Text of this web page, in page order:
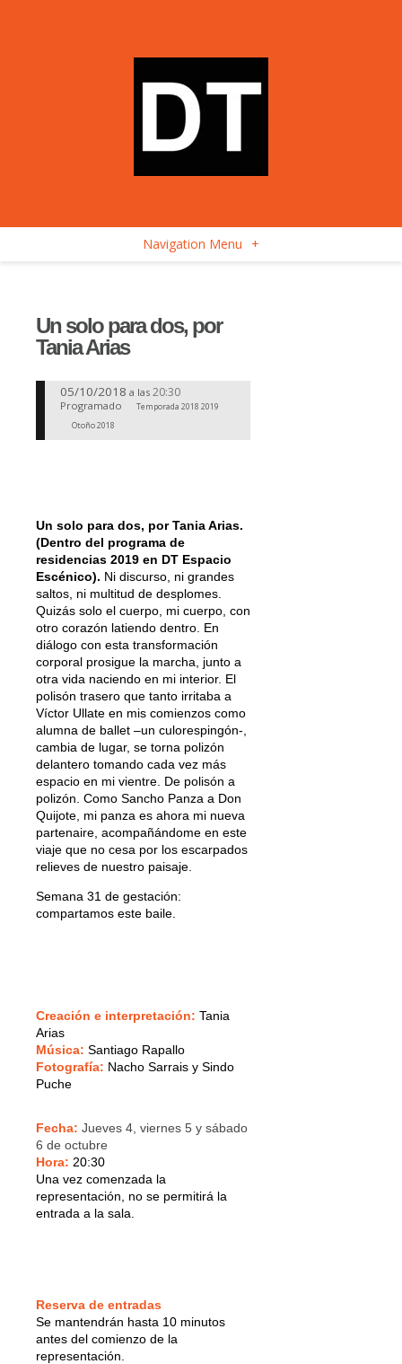
Navigation Menu +
Un solo para dos, por
Tania Arias
05/10/2018 a las 20:30
Programado
Temporada 2018 2019
Otoño 2018
Un solo para dos, por Tania Arias.
(Dentro del programa de
residencias 2019 en DT Espacio
Escénico). Ni discurso, ni grandes
saltos, ni multitud de desplomes.
Quizás solo el cuerpo, mi cuerpo, con
otro corazón latiendo dentro. En
diálogo con esta transformación
corporal prosigue la marcha, junto a
otra vida naciendo en mi interior. El
polisón trasero que tanto irritaba a
Víctor Ullate en mis comienzos como
alumna de ballet –un culorespingón-,
cambia de lugar, se torna polizón
delantero tomando cada vez más
espacio en mi vientre. De polisón a
polizón. Como Sancho Panza a Don
Quijote, mi panza es ahora mi nueva
partenaire, acompañándome en este
viaje que no cesa por los escarpados
relieves de nuestro paisaje.
Semana 31 de gestación:
compartamos este baile.
Creación e interpretación: Tania
Arias
Música: Santiago Rapallo
Fotografía: Nacho Sarrais y Sindo
Puche
Fecha: Jueves 4, viernes 5 y sábado
6 de octubre
Hora: 20:30
Una vez comenzada la
representación, no se permitirá la
entrada a la sala.
Reserva de entradas
Se mantendrán hasta 10 minutos
antes del comienzo de la
representación.